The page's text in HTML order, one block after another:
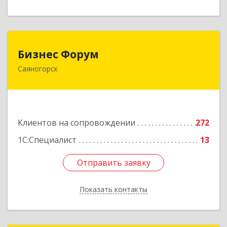
Бизнес Форум
Саяногорск
Клиентов на сопровождении
272
1С:Специалист
13
Отправить заявку
Показать контакты
655603, Хакасия Респ, Саяногорск г, Советский
Отправить заявку
Назад